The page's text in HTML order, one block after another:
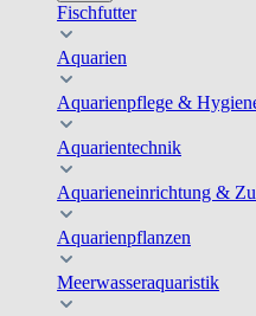
Fischfutter
Aquarien
Aquarienpflege &
Aquarientechnik
Aquarieneinrichtung &
Aquarienpflanzen
Meerwasseraquaristik